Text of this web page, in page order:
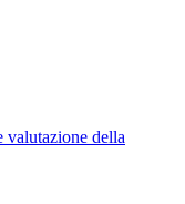
valutazione della